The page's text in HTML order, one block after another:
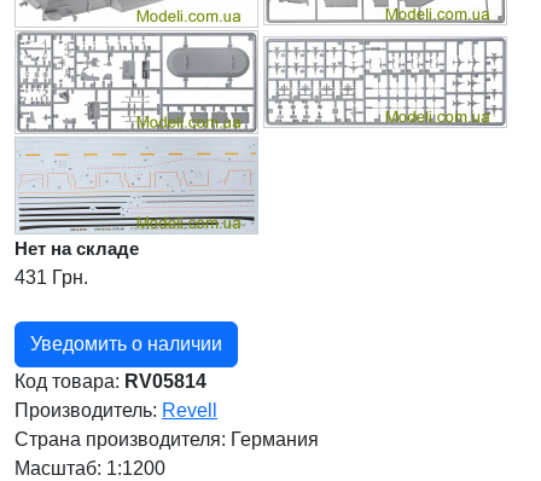
Нет на складе
431 Грн.
Уведомить о наличии
Код товара: RV05814
Производитель: Revell
Страна производителя: Германия
Масштаб: 1:1200